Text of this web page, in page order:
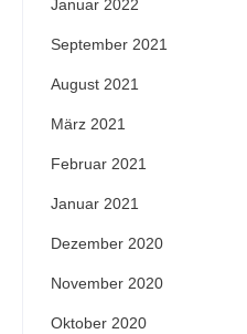
Januar 2022
September 2021
August 2021
März 2021
Februar 2021
Januar 2021
Dezember 2020
November 2020
Oktober 2020